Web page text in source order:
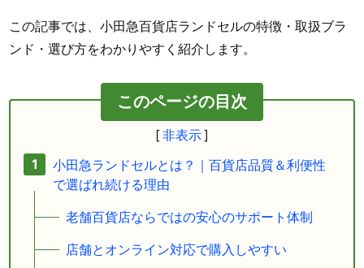
この記事では、小田急百貨店ランドセルの特徴・取扱ブラ
ンド・選び方をわかりやすく紹介します。
このページの目次
小田急ランドセルとは？｜百貨店品質＆利便性
で選ばれ続ける理由
老舗百貨店ならではの安心のサポート体制
店舗とオンライン対応で購入しやすい